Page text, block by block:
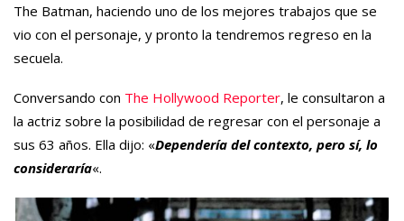
The Batman, haciendo uno de los mejores trabajos que se
vio con el personaje, y pronto la tendremos regreso en la
secuela.
Conversando con The Hollywood Reporter, le consultaron a
la actriz sobre la posibilidad de regresar con el personaje a
sus 63 años. Ella dijo: «Dependería del contexto, pero sí, lo
consideraría«.